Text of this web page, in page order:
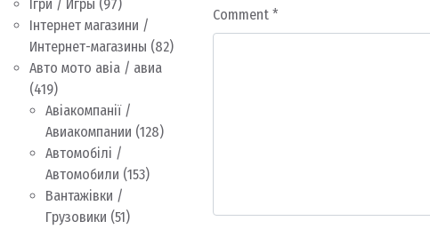
Ігри / Игры (97)
Інтернет магазини /
Интернет-магазины (82)
Авто мото авіа / авиа
(419)
Авіакомпанії /
Авиакомпании (128)
Автомобілі /
Автомобили (153)
Вантажівки /
Грузовики (51)
Comment *